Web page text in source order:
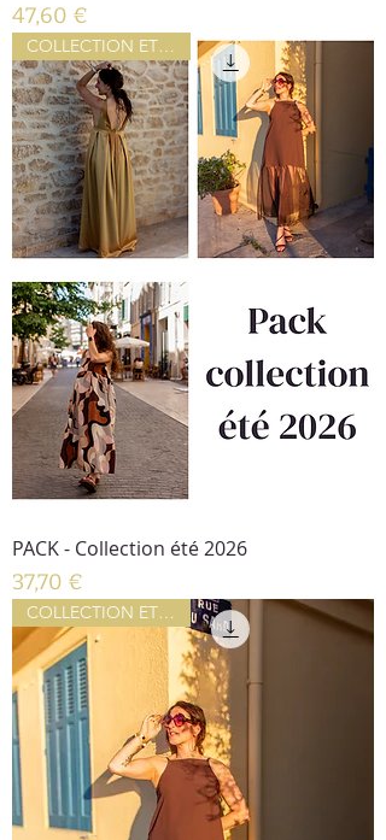
Prix
47,60 €
COLLECTION ETE 2026
PACK - Collection été 2026
Prix
37,70 €
COLLECTION ETE 2026